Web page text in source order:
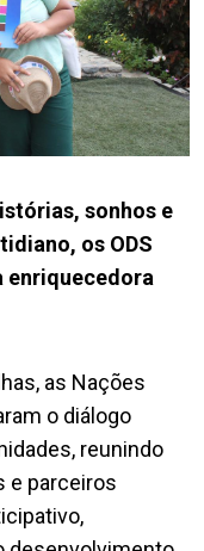
sonhos e
os ODS
enriquecedora
as Nações
o diálogo
reunindo
e parceiros